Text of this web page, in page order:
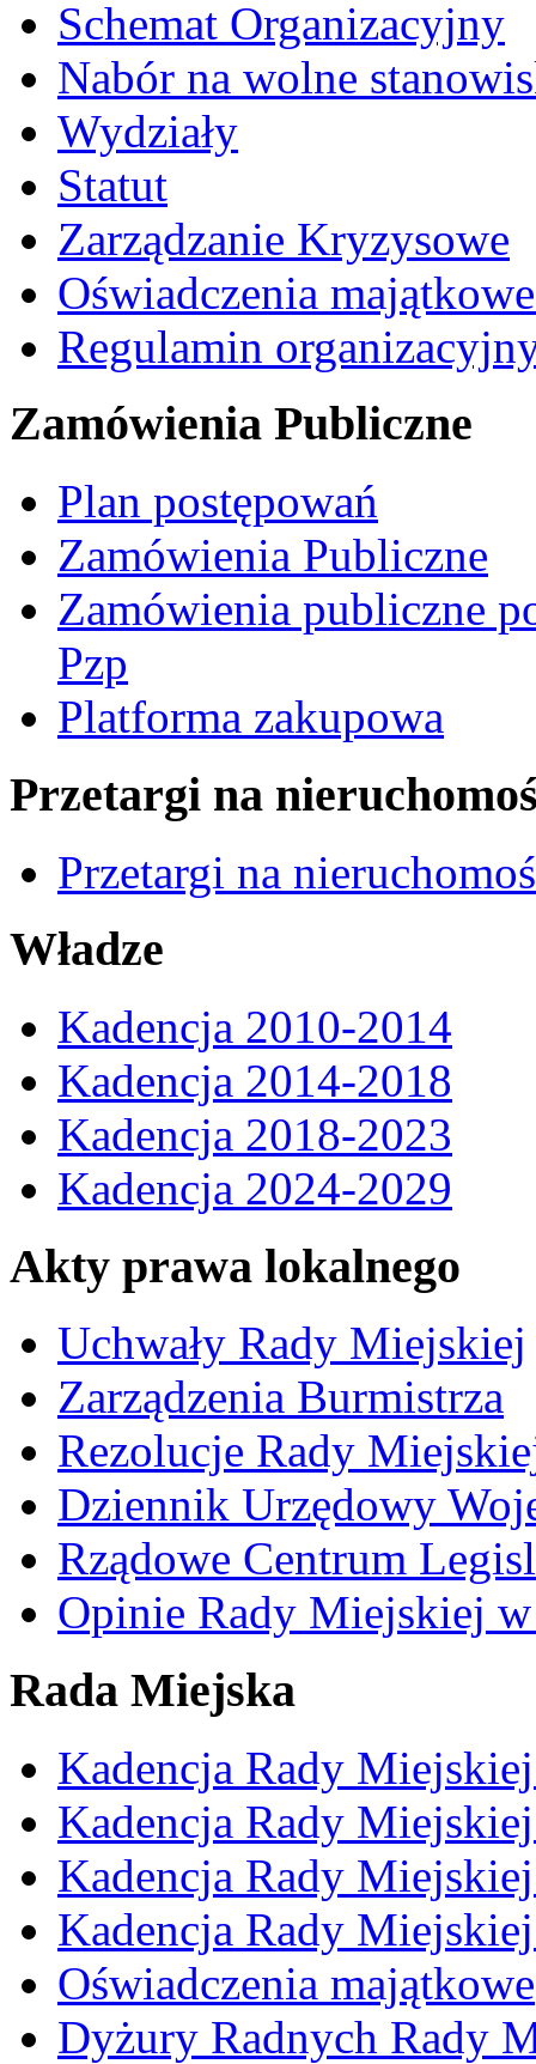
Schemat Organizacyjny
Nabór na wolne
Wydziały
Statut
Zarządzanie Kryzysowe
Oświadczenia
Regulamin
Zamówienia Publiczne
Plan postępowań
Zamówienia Publiczne
Zamówienia publiczne
Pzp
Platforma zakupowa
Przetargi na
Przetargi na
Władze
Kadencja 2010-2014
Kadencja 2014-2018
Kadencja 2018-2023
Kadencja 2024-2029
Akty prawa lokalnego
Uchwały Rady Miejskiej
Zarządzenia Burmistrza
Rezolucje Rady
Dziennik Urzędowy
Rządowe Centrum
Opinie Rady Miejskiej w
Rada Miejska
Kadencja Rady
Kadencja Rady
Kadencja Rady
Kadencja Rady
Oświadczenia majątkowe
Dyżury Radnych Rady